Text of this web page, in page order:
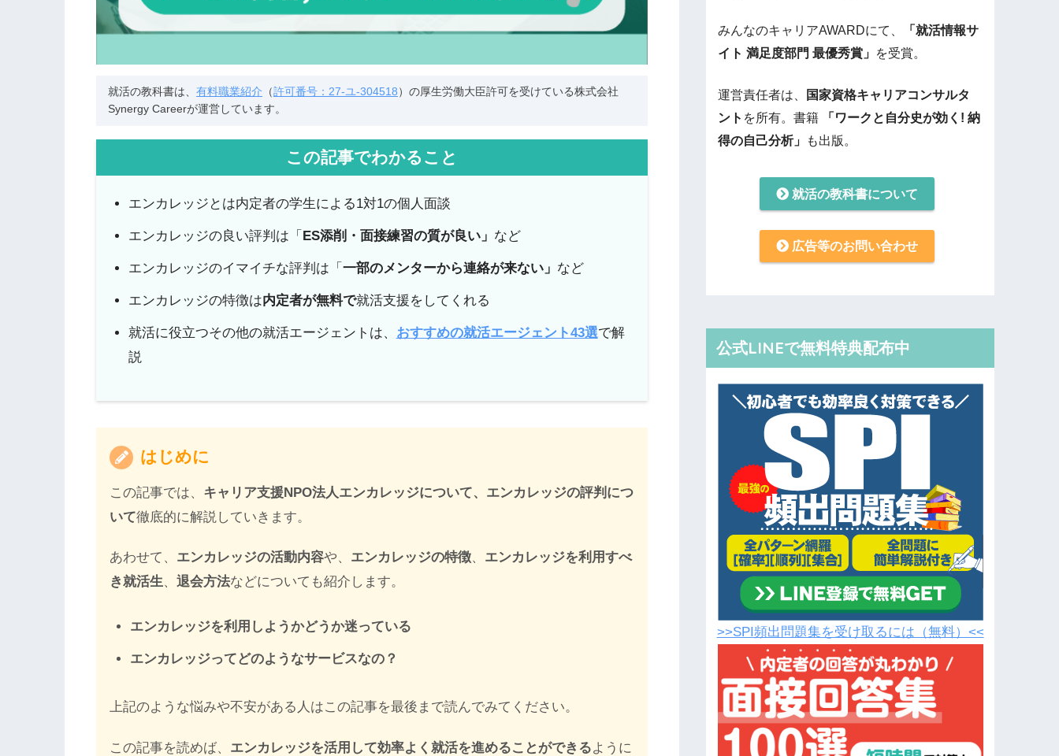
就活の教科書は、 有料職業紹介 （許可番号：27-ユ-304518 ）の厚生労働大臣許可を受けている株式会社
Synergy Careerが運営しています。
この記事でわかること
エンカレッジとは内定者の学生による1対1の個人面談
エンカレッジの良い評判は「 ES添削・面接練習の質が良い」 など
エンカレッジのイマイチな評判は「 一部のメンターから連絡が来ない」 など
エンカレッジの特徴は内定者が無料で就活支援をしてくれる
就活に役立つその他の就活エージェントは、 おすすめの就活エージェント43選で解
説
はじめに
この記事では、 キャリア支援NPO法人エンカレッジについて、エンカレッジの評判につ
いて徹底的に解説していきます。
あわせて、 エンカレッジの活動内容や、 エンカレッジの特徴、 エンカレッジを利用すべ
き就活生、退会方法などについても紹介します。
エンカレッジを利用しようかどうか迷っている
エンカレッジってどのようなサービスなの？
上記のような悩みや不安がある人はこの記事を最後まで読んでみてください。
この記事を読めば、 エンカレッジを活用して効率よく就活を進めることができるように
みんなのキャリアAWARDにて、
「就活情報サ
イト 満足度部門 最優秀賞」 を受賞。
運営責任者は、
国家資格キャリアコンサルタ
ント を所有。書籍 「ワークと自分史が効く! 納
得の自己分析」
も出版。
就活の教科書について
広告等のお問い合わせ
公式LINEで無料特典配布中
>>SPI頻出問題集を受け取るには（無料）<<